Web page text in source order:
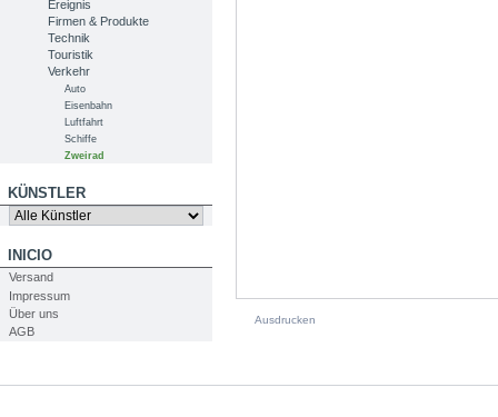
Ereignis
Firmen & Produkte
Technik
Touristik
Verkehr
Auto
Eisenbahn
Luftfahrt
Schiffe
Zweirad
KÜNSTLER
INICIO
Versand
Impressum
Über uns
AGB
Ausdrucken